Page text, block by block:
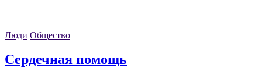
Люди Общество
Сердечная помощь